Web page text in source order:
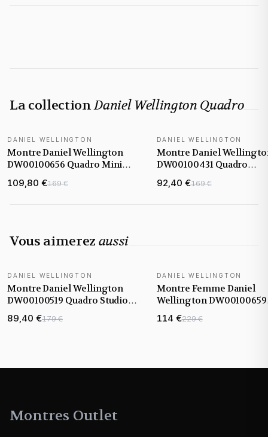
La collectionDaniel Wellington Quadro
DANIEL WELLINGTON
Montre Daniel Wellington
DW00100656 Quadro Mini
maille milanaise Dorée
109,80 €169 €
DANIEL WELLINGTON
Montre Daniel
DW00100431 Quadro
Rectangulaire maille
milanaise Or Rose
92,40 €169 €
Vous aimerez aussi
DANIEL WELLINGTON
Montre Daniel Wellington
DW00100519 Quadro Studio
Carrée Or Rose et Cadran
Sombre
89,40 €179 €
DANIEL WELLINGTON
Montre Femme Daniel
Wellington DW00100659
Cadran Vert et Or Rose
114 €229 €
Montres Outlet